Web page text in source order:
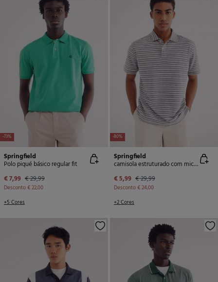
-73%
Springfield
Polo piqué básico regular fit
€ 7,99 € 29,99
Desconto€ 22,00
+5 Cores
-80%
Springfield
camisola estruturado com microlistras e regular fit
€ 5,99 € 29,99
Desconto€ 24,00
+2 Cores